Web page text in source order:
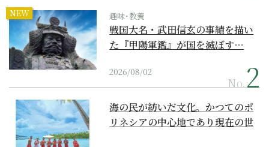
NEW 趣味･教養
戦国大名・武田信玄の事績を描い
た『甲陽軍鑑』が国を滅ぼす…
2026/08/02
No.
海の民が紡いだ文化。かつてのポ
リネシアの中心地であり現在の世